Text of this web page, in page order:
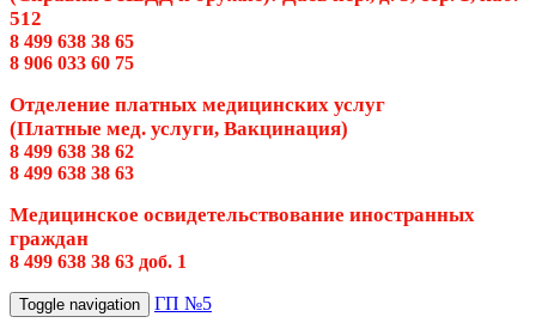
512
8 499 638 38 65
8 906 033 60 75
Отделение платных медицинских услуг
(Платные мед. услуги, Вакцинация)
8 499 638 38 62
8 499 638 38 63
Медицинское освидетельствование иностранных
граждан
8 499 638 38 63 доб. 1
Toggle navigation ГП №5